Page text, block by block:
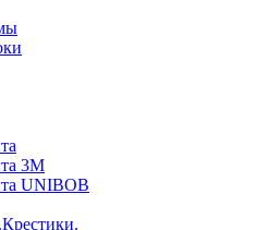
3М
UNIBOB